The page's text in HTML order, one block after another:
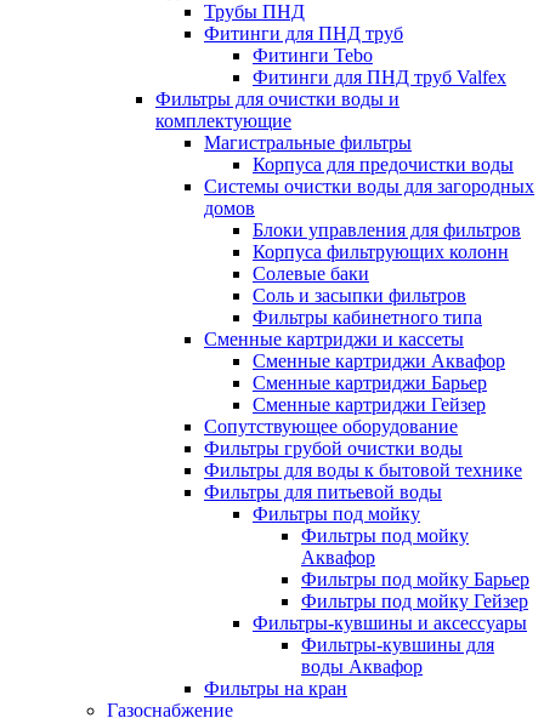
Трубы ПНД
Фитинги для ПНД труб
Фитинги Tebo
Фитинги для ПНД труб Valfex
Фильтры для очистки воды и
комплектующие
Магистральные фильтры
Корпуса для предочистки воды
Системы очистки воды для загородных
домов
Блоки управления для фильтров
Корпуса фильтрующих колонн
Солевые баки
Соль и засыпки фильтров
Фильтры кабинетного типа
Сменные картриджи и кассеты
Сменные картриджи Аквафор
Сменные картриджи Барьер
Сменные картриджи Гейзер
Сопутствующее оборудование
Фильтры грубой очистки воды
Фильтры для воды к бытовой технике
Фильтры для питьевой воды
Фильтры под мойку
Фильтры под мойку
Аквафор
Фильтры под мойку Барьер
Фильтры под мойку Гейзер
Фильтры-кувшины и аксессуары
Фильтры-кувшины для
воды Аквафор
Фильтры на кран
Газоснабжение